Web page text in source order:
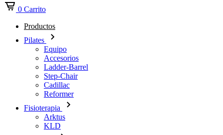
0 Carrito
Productos
Pilates
Equipo
Accesorios
Ladder-Barrel
Step-Chair
Cadillac
Reformer
Fisioterapia
Arktus
KLD